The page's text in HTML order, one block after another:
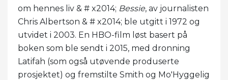
om hennes liv & # x2014; Bessie, av journalisten
Chris Albertson & # x2014; ble utgitt i 1972 og
utvidet i 2003. En HBO-film løst basert på
boken som ble sendt i 2015, med dronning
Latifah (som også utøvende produserte
prosjektet) og fremstilte Smith og Mo'Hyggelig